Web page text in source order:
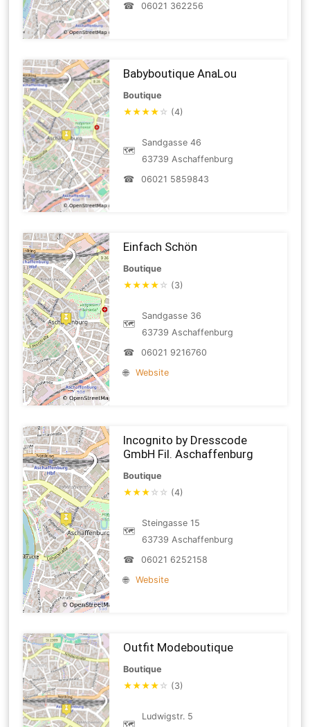
☎
06021 362256
Babyboutique AnaLou
Boutique
★★★★ ☆ (4)
🗺
Sandgasse 46
63739 Aschaffenburg
☎
06021 5859843
Einfach Schön
Boutique
★★★★ ☆ (3)
🗺
Sandgasse 36
63739 Aschaffenburg
☎
06021 9216760
🌐
Website
Incognito by Dresscode
GmbH Fil. Aschaffenburg
Boutique
★★★ ☆ ☆ (4)
🗺
Steingasse 15
63739 Aschaffenburg
☎
06021 6252158
🌐
Website
Outfit Modeboutique
Boutique
★★★★ ☆ (3)
🗺
Ludwigstr. 5